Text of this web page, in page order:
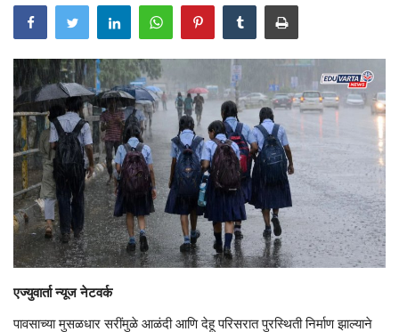
एज्युवार्ता न्यूज नेटवर्क
पावसाच्या मुसळधार सरींमुळे आळंदी आणि देहू परिसरात पुरस्थिती निर्माण झाल्याने